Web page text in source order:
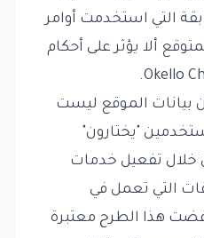
التي استخدمت أوامر
ألا يؤثر على أحكام
بيانات الموقع ليست
"يختارون"
خلال تفعيل خدمات
التي تعمل في
هذا الطرح معتبرة